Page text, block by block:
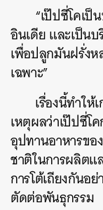
“เป๊ปซี่โคเ
อินเดีย และเป็น
เพื่อปลูกมันฝรั่ง
เฉพาะ”
เรื่องนี้ทำใ
เหตุผลว่าเป๊ปซี่โ
อุปทานอาหารขอ
ชาติในการผลิตแ
การโต้เถียงกันอ
ตัดต่อพันธุกรรม